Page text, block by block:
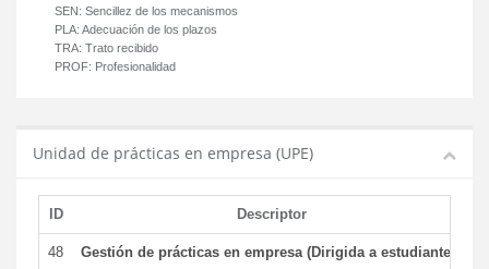
SEN: Sencillez de los mecanismos
PLA: Adecuación de los plazos
TRA: Trato recibido
PROF: Profesionalidad
Unidad de prácticas en empresa (UPE)
ID Descriptor
48 Gestión de prácticas en empresa (Dirigida a estudiantes)